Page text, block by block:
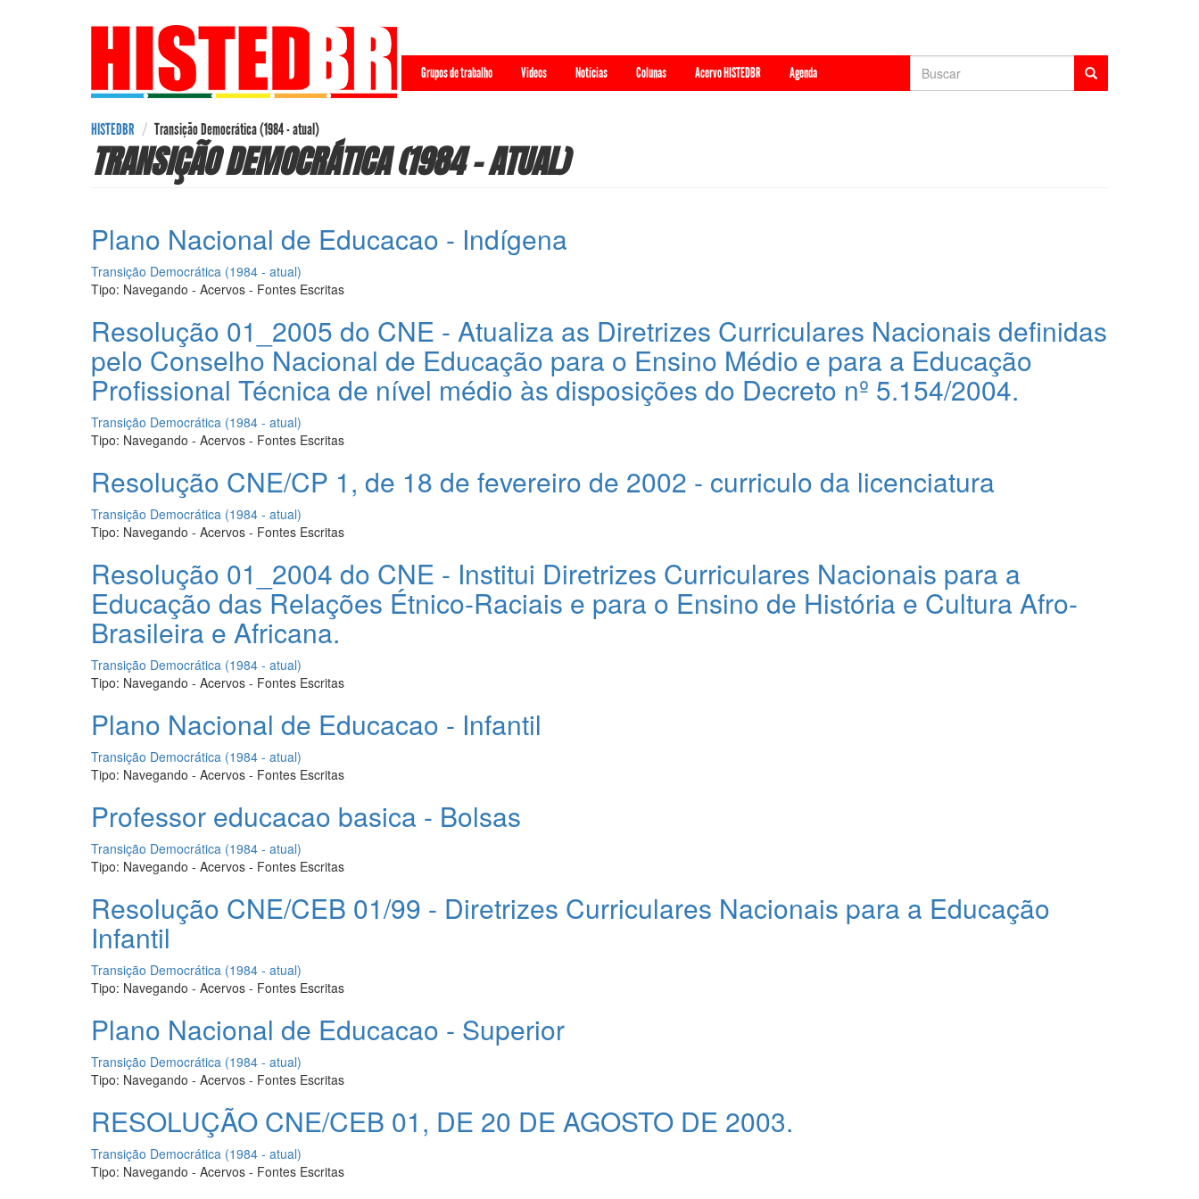
Grupos de trabalho Videos Notícias Colunas Acervo HISTEDBR Agenda Formulário
de
HISTEDBR Transição Democrática (1984 - atual)
TRANSIÇÃO DEMOCRÁTICA (1984 - ATUAL)
Plano Nacional de Educacao - Indígena
Transição Democrática (1984 - atual)
Tipo: Navegando - Acervos - Fontes Escritas
Resolução 01_2005 do CNE - Atualiza as Diretrizes Curriculares Nacionais definidas
pelo Conselho Nacional de Educação para o Ensino Médio e para a Educação
Profissional Técnica de nível médio às disposições do Decreto nº 5.154/2004.
Transição Democrática (1984 - atual)
Tipo: Navegando - Acervos - Fontes Escritas
Resolução CNE/CP 1, de 18 de fevereiro de 2002 - curriculo da licenciatura
Transição Democrática (1984 - atual)
Tipo: Navegando - Acervos - Fontes Escritas
Resolução 01_2004 do CNE - Institui Diretrizes Curriculares Nacionais para a
Educação das Relações Étnico-Raciais e para o Ensino de História e Cultura Afro-
Brasileira e Africana.
Transição Democrática (1984 - atual)
Tipo: Navegando - Acervos - Fontes Escritas
Plano Nacional de Educacao - Infantil
Transição Democrática (1984 - atual)
Tipo: Navegando - Acervos - Fontes Escritas
Professor educacao basica - Bolsas
Transição Democrática (1984 - atual)
Tipo: Navegando - Acervos - Fontes Escritas
Resolução CNE/CEB 01/99 - Diretrizes Curriculares Nacionais para a Educação
Infantil
Transição Democrática (1984 - atual)
Tipo: Navegando - Acervos - Fontes Escritas
Plano Nacional de Educacao - Superior
Transição Democrática (1984 - atual)
Tipo: Navegando - Acervos - Fontes Escritas
RESOLUÇÃO CNE/CEB 01, DE 20 DE AGOSTO DE 2003.
Transição Democrática (1984 - atual)
Tipo: Navegando - Acervos - Fontes Escritas